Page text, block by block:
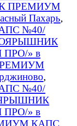
ПРЕМИУМ
Пахарь,
№40/
» в
,
№40/
» в
КАПС